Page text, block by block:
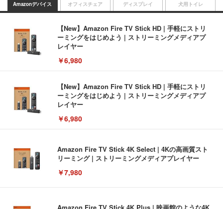
Amazonデバイス
【New】Amazon Fire TV Stick HD | 手軽にストリ
ーミングをはじめよう | ストリーミングメディアプ
レイヤー
￥6,980
【New】Amazon Fire TV Stick HD | 手軽にストリ
ーミングをはじめよう | ストリーミングメディアプ
レイヤー
￥6,980
Amazon Fire TV Stick 4K Select | 4Kの高画質スト
リーミング | ストリーミングメディアプレイヤー
￥7,980
オフィスチェア ディスプレイ 犬用トイレ